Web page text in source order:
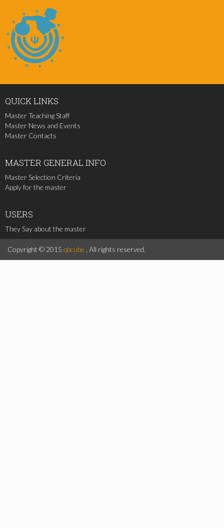
QUICKLINKS
Master Teaching Staff
Master News and Events
Master Contacts
MASTER GENERAL INFO
Master Selection Criteria
Apply for the master
USERS
They Say about the master
Copyright © 2015 qbcube , All rights reserved.